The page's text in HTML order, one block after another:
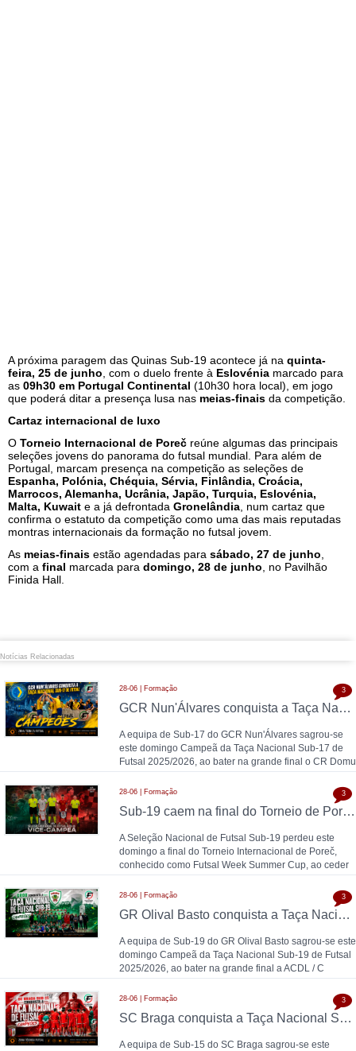
A próxima paragem das Quinas Sub-19 acontece já na quinta-
feira, 25 de junho , com o duelo frente à Eslovénia marcado para
as 09h30 em Portugal Continental (10h30 hora local), em jogo
que poderá ditar a presença lusa nas meias-finais da competição.
Cartaz internacional de luxo
O Torneio Internacional de Poreč reúne algumas das principais
seleções jovens do panorama do futsal mundial. Para além de
Portugal, marcam presença na competição as seleções de
Espanha, Polónia, Chéquia, Sérvia, Finlândia, Croácia,
Marrocos, Alemanha, Ucrânia, Japão, Turquia, Eslovénia,
Malta, Kuwait e a já defrontada Gronelândia , num cartaz que
confirma o estatuto da competição como uma das mais reputadas
montras internacionais da formação no futsal jovem.
As meias-finais estão agendadas para sábado, 27 de junho
com a final marcada para domingo, 28 de junho , no Pavilhão
Finida Hall.
Notícias Relacionadas
28-06 | Formação
GCR Nun'Álvares conquista a Taça Nacional Sub-17 de Futsal nas grandes penalidades e sobe ao Nacional
A equipa de Sub-17 do GCR Nun'Álvares sagrou-se
este domingo Campeã da Taça Nacional Sub-17 de
Futsal 2025/2026, ao bater na grande final o CR Domu
3
28-06 | Formação
Sub-19 caem na final do Torneio de Poreč diante da Espanha (1-2)
A Seleção Nacional de Futsal Sub-19 perdeu este
domingo a final do Torneio Internacional de Poreč,
conhecido como Futsal Week Summer Cup, ao ceder
3
28-06 | Formação
GR Olival Basto conquista a Taça Nacional Sub-19 de Futsal após bater ACDL / CBIDN
A equipa de Sub-19 do GR Olival Basto sagrou-se este
domingo Campeã da Taça Nacional Sub-19 de Futsal
2025/2026, ao bater na grande final a ACDL / C
3
28-06 | Formação
SC Braga conquista a Taça Nacional Sub-15 de Futsal e sobe ao Campeonato Nacional 26/27
A equipa de Sub-15 do SC Braga sagrou-se este
3